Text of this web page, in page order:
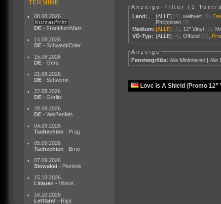
TERMINE
08.08.2026
Kurzauftritt
DE - Frankfurt/Main
14.08.2026
DE - Schwedt/Oder
15.08.2026
DE - Gera
21.08.2026
DE - Schwerin
22.08.2026
DE - Görlitz
28.08.2026
DE - Weißenfels
04.09.2026
Tschechien - Prag
05.09.2026
Tschechien - Brno
07.09.2026
Slowakei - Pezinok
15.10.2026
Litauen - Vilnius
16.10.2026
Lettland - Riga
Anzeige-Filter ( 1
Land:
[ALLE] (2) ,weltweit (0)
Philippinen (0)
Medium: [ALLE] (1) 12" Vinyl (1)
VÖ-Typ: [ALLE] (4) ,Offiziell (3)
Anzeige
Fenstergröße: Alle Minimieren |Alle
Love Is A Shield (Promo 12"